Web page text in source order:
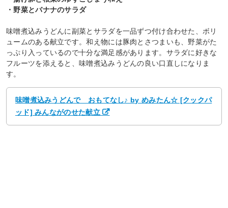
・野菜とバナナのサラダ
味噌煮込みうどんに副菜とサラダを一品ずつ付け合わせた、ボリ
ュームのある献立です。和え物には豚肉とさつまいも、野菜がた
っぷり入っているので十分な満足感があります。サラダに好きな
フルーツを添えると、味噌煮込みうどんの良い口直しになりま
す。
味噌煮込みうどんで おもてなし♪ by めみたん☆ [クックパ
ッド] みんながのせた献立